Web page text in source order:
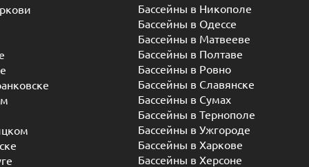
Бассейны в Никополе
Бассейны в Одессе
Бассейны в Матвееве
Бассейны в Полтаве
Бассейны в Ровно
Бассейны в Славянске
Бассейны в Сумах
Бассейны в Тернополе
Бассейны в Ужгороде
Бассейны в Харкове
Бассейны в Херсоне